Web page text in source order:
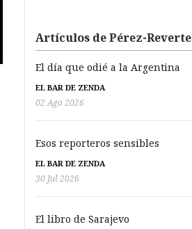
Artículos de Pérez-Reverte
El día que odié a la Argentina
EL BAR DE ZENDA
02 Ago 2026
Esos reporteros sensibles
EL BAR DE ZENDA
30 Jul 2026
El libro de Sarajevo